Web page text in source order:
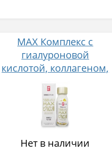
МАХ Комплекс с
гиалуроновой
кислотой, коллагеном,
маточным молочком и
Омега 3 № 60
Нет в наличии